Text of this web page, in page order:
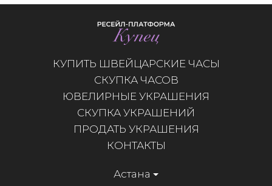
КУПИТЬ ШВЕЙЦАРСКИЕ ЧАСЫ
СКУПКА ЧАСОВ
ЮВЕЛИРНЫЕ УКРАШЕНИЯ
СКУПКА УКРАШЕНИЙ
ПРОДАТЬ УКРАШЕНИЯ
КОНТАКТЫ
Астана